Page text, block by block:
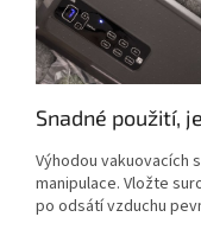
Snadné použití,
Výhodou vakuovacích
manipulace. Vložte
po odsátí vzduchu